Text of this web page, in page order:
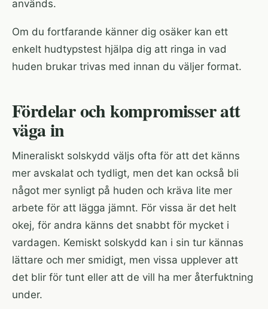
används.
Om du fortfarande känner dig osäker kan ett
enkelt hudtypstest hjälpa dig att ringa in vad
huden brukar trivas med innan du väljer format.
Fördelar och kompromisser att
väga in
Mineraliskt solskydd väljs ofta för att det känns
mer avskalat och tydligt, men det kan också bli
något mer synligt på huden och kräva lite mer
arbete för att lägga jämnt. För vissa är det helt
okej, för andra känns det snabbt för mycket i
vardagen. Kemiskt solskydd kan i sin tur kännas
lättare och mer smidigt, men vissa upplever att
det blir för tunt eller att de vill ha mer återfuktning
under.